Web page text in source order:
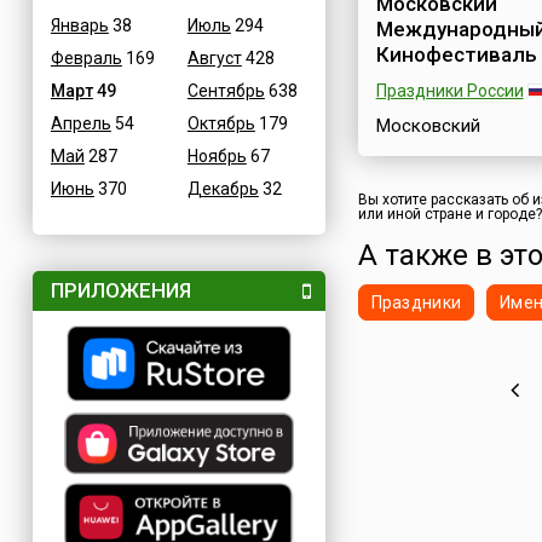
Январь 38
Февраль 169
Март49
Апрель 54
Май 287
Июнь 370
Июль 294
Август428
Сентябрь 638
Октябрь 179
Ноябрь 67
Декабрь 32
ПРИЛОЖЕНИЯ
тюльпановой
мира. Миллионы
тюльпанов
увидеть
Кинофестиваль
Праздники России
Московский
один из старейших
мировых
Венецианского
кинофестиваля) и
самых
в Берлине, Каннах,
Венеции, Сан-
Вы хотите рассказать об
или иной стране и городе?
А также в
Праздники